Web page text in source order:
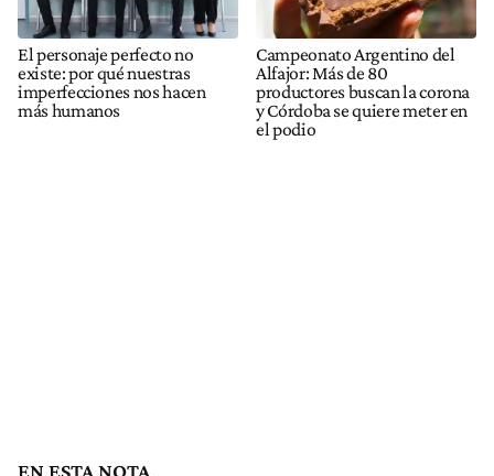
El personaje perfecto no
existe: por qué nuestras
imperfecciones nos hacen
más humanos
Campeonato Argentino del
Alfajor: Más de 80
productores buscan la corona
y Córdoba se quiere meter en
el podio
EN ESTA NOTA